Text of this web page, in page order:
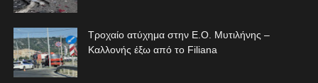
Τροχαίο ατύχημα στην Ε.Ο. Μυτιλήνης –
Καλλονής έξω από το Filiana